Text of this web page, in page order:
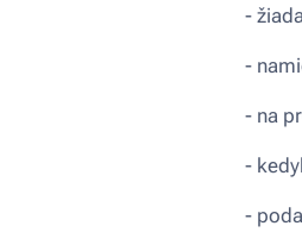
-
-
- na
-
-